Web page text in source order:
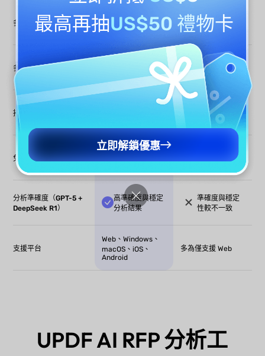
多文件深度比對
支援跨文件差異
分析與比對
通常僅能單文
件分析
多語言無損分析
支援 100+ 語
言，保留原始語
境進行分析
語言支援有
限，可能需先
翻譯後處理
掃描文件 / OCR 支援
多數不支援或
需額外工具處
免費試用
提供免費試用與
基本分析額度
免費功能有限
或需付費使用
分析準確度（GPT-5 +
DeepSeek R1）
高準確度與穩定
分析結果
準確度與穩定
性較不一致
支援平台
Web、Windows、
macOS、iOS、
Android
多為僅支援 Web
UPDF AI RFP 分析工
最高再抽US$50 禮物卡
立即解鎖優惠